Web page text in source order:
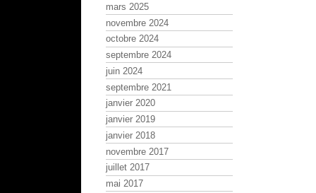
mars 2025
novembre 2024
octobre 2024
septembre 2024
juin 2024
septembre 2021
janvier 2020
janvier 2019
janvier 2018
novembre 2017
juillet 2017
mai 2017